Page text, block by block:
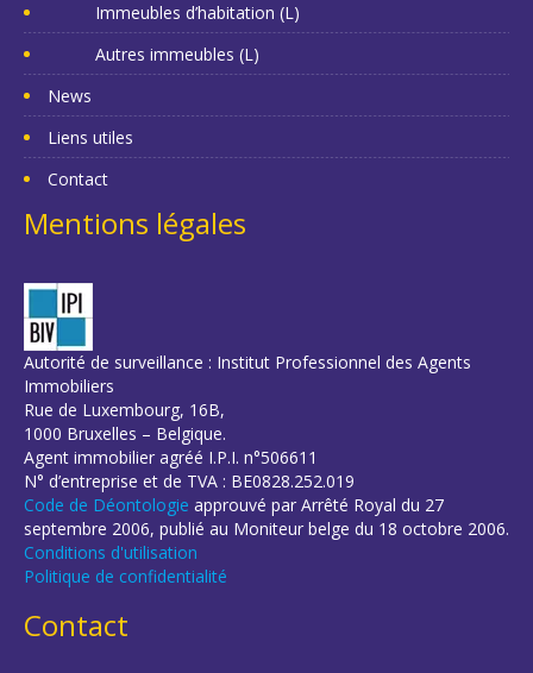
Immeubles d’habitation (L)
Autres immeubles (L)
News
Liens utiles
Contact
Mentions légales
Autorité de surveillance : Institut Professionnel des Agents
Immobiliers
Rue de Luxembourg, 16B,
1000 Bruxelles – Belgique.
Agent immobilier agréé I.P.I. n°506611
N° d’entreprise et de TVA : BE0828.252.019
Code de Déontologie approuvé par Arrêté Royal du 27
septembre 2006, publié au Moniteur belge du 18 octobre 2006.
Conditions d'utilisation
Politique de confidentialité
Contact